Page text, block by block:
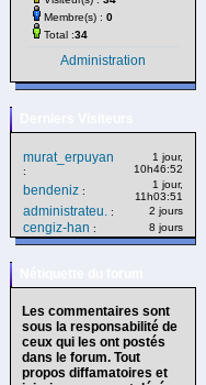
Membre(s) : 0
Total :34
Administration
murat_erpuyan
:
1 jour,
10h46:52
bendeniz :
1 jour,
11h03:51
administrateu. : 2 jours
cengiz-han : 8 jours
Les commentaires sont
sous la responsabilité de
ceux qui les ont postés
dans le forum. Tout
propos diffamatoires et